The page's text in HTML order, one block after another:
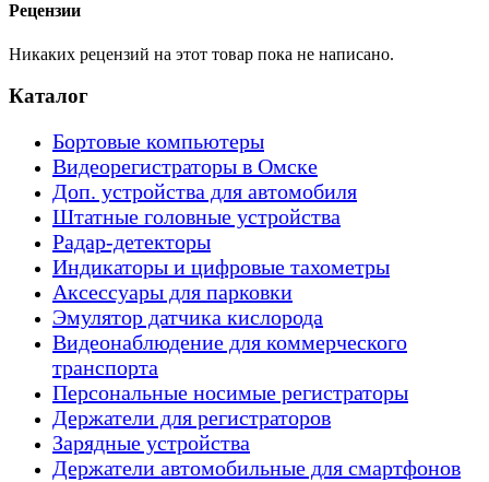
Рецензии
Никаких рецензий на этот товар пока не написано.
Каталог
Бортовые компьютеры
Видеорегистраторы в Омске
Доп. устройства для автомобиля
Штатные головные устройства
Радар-детекторы
Индикаторы и цифровые тахометры
Аксессуары для парковки
Эмулятор датчика кислорода
Видеонаблюдение для коммерческого
транспорта
Персональные носимые регистраторы
Держатели для регистраторов
Зарядные устройства
Держатели автомобильные для смартфонов